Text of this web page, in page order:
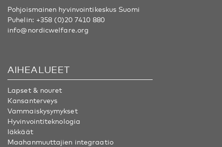
Pohjoismainen hyvinvointikeskus Suomi
Puhelin: +358 (0)20 7410 880
info@nordicwelfare.org
AIHEALUEET
Lapset & nouret
Kansanterveys
Vammaiskysymykset
Hyvinvointiteknologia
Iäkkäät
Maahanmuuttajien integraatio